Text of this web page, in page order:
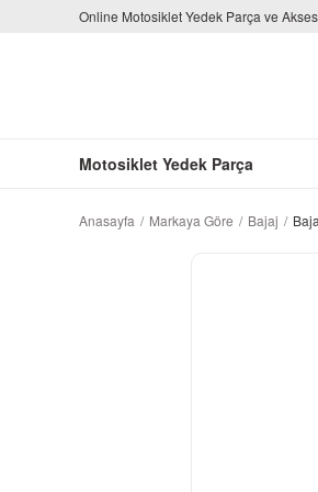
Online Motosiklet Yedek Parça ve
Motosiklet Yedek Parça
Anasayfa Markaya Göre Bajaj